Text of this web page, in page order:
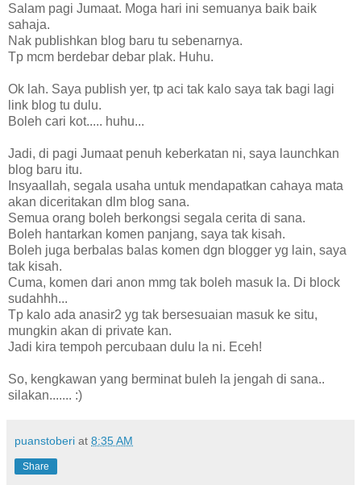
Salam pagi Jumaat. Moga hari ini semuanya baik baik
sahaja.
Nak publishkan blog baru tu sebenarnya.
Tp mcm berdebar debar plak. Huhu.
Ok lah. Saya publish yer, tp aci tak kalo saya tak bagi lagi
link blog tu dulu.
Boleh cari kot..... huhu...
Jadi, di pagi Jumaat penuh keberkatan ni, saya launchkan
blog baru itu.
Insyaallah, segala usaha untuk mendapatkan cahaya mata
akan diceritakan dlm blog sana.
Semua orang boleh berkongsi segala cerita di sana.
Boleh hantarkan komen panjang, saya tak kisah.
Boleh juga berbalas balas komen dgn blogger yg lain, saya
tak kisah.
Cuma, komen dari anon mmg tak boleh masuk la. Di block
sudahhh...
Tp kalo ada anasir2 yg tak bersesuaian masuk ke situ,
mungkin akan di private kan.
Jadi kira tempoh percubaan dulu la ni. Eceh!
So, kengkawan yang berminat buleh la jengah di sana..
silakan....... :)
puanstoberi at 8:35 AM
Share